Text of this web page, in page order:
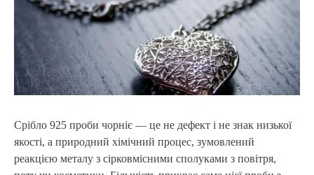
Срібло 925 проби чорніє — це не дефект і не знак низької
якості, а природний хімічний процес, зумовлений
реакцією металу з сірковмісними сполуками з повітря,